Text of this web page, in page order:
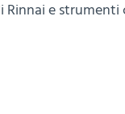
Rinnai e